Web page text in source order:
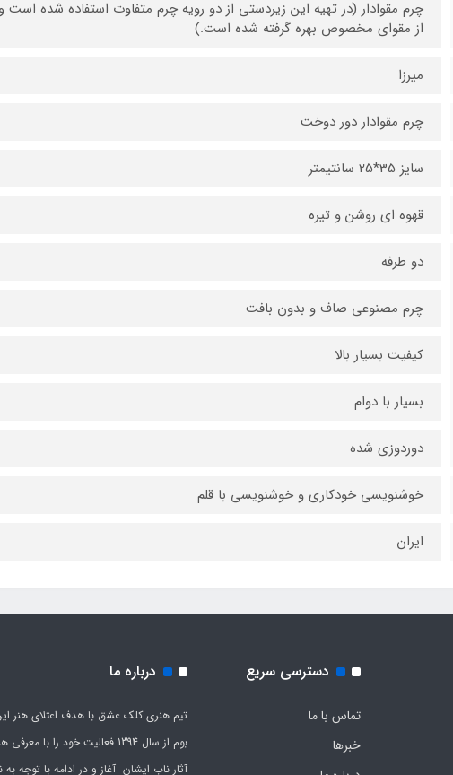
چرم مقوادار (در تهیه این زیردستی از دو رویه چرم متفاوت استفاده شده است
از مقوای مخصوص بهره گرفته شده است.)
میرزا
چرم مقوادار دور دوخت
سایز 35*25 سانتیمتر
قهوه ای روشن و تیره
دو طرفه
چرم مصنوعی صاف و بدون بافت
کیفیت بسیار بالا
بسیار با دوام
دوردوزی شده
خوشنویسی خودکاری و خوشنویسی با قلم
ایران
دسترسی سریع
تماس با ما
خبرها
درباره ما
تیم هنری کلک عشق با هدف اعتلای هنر
بوم از سال 1394 فعالیت خود را با
آثار ناب ایشان آغاز و در ادامه با توجه به